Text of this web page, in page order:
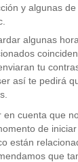
y algunas
algunas
tu
así te pedirá
en cuenta que
de
están
que